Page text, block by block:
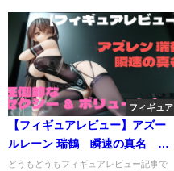
フィギュア
【フィギュアレビュー】アズー
ルレーン 瑞鶴 瞬速の真名 圧
倒的なセクシー&ボリューム！
どうもどうもフィギュアレビュー記事で